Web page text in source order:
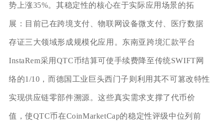
势上涨35%。其稳定性的核心在于实际应用场景的拓
展：目前已在跨境支付、物联网设备微支付、医疗数据
存证三大领域形成规模化应用。东南亚跨境汇款平台
InstaRem采用QTC币结算可使手续费降至传统SWIFT网
络的1/10，而德国工业巨头西门子则利用其不可篡改特性
实现供应链零部件溯源。这些真实需求支撑了代币价
值，使QTC币在CoinMarketCap的稳定性评级中位列前